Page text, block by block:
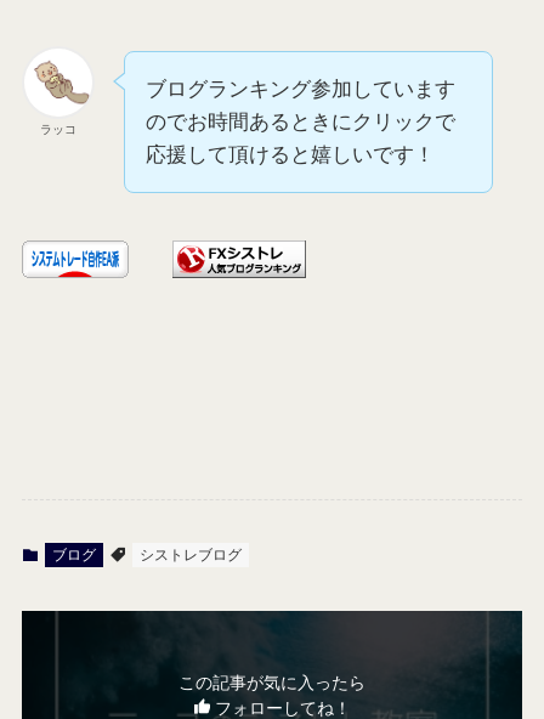
ラッコ
ブログランキング参加しています
のでお時間あるときにクリックで
応援して頂けると嬉しいです！
ブログ シストレブログ
この記事が気に入ったら
フォローしてね！